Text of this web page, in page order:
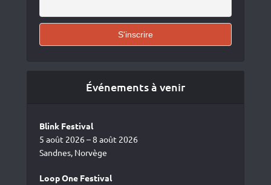
Événements à venir
Blink Festival
5 août 2026 – 8 août 2026
Sandnes, Norvège
Loop One Festival